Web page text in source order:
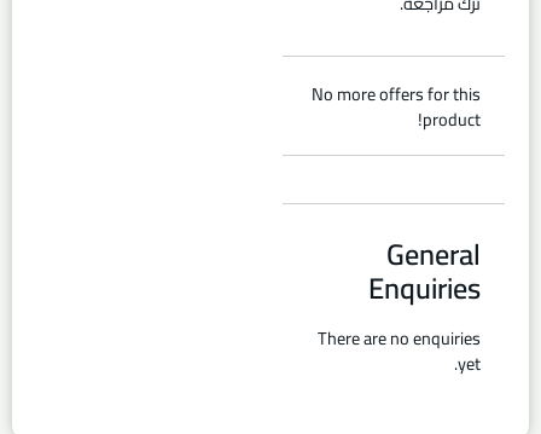
No more offers for this
product!
General
Enquiries
There are no enquiries
yet.